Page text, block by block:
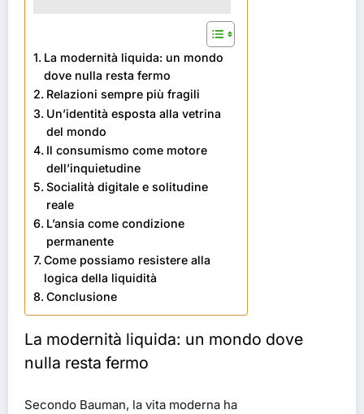
La modernità liquida: un mondo
dove nulla resta fermo
Relazioni sempre più fragili
Un’identità esposta alla vetrina
del mondo
Il consumismo come motore
dell’inquietudine
Socialità digitale e solitudine
reale
L’ansia come condizione
permanente
Come possiamo resistere alla
logica della liquidità
Conclusione
La modernità liquida: un mondo dove
nulla resta fermo
Secondo Bauman, la vita moderna ha